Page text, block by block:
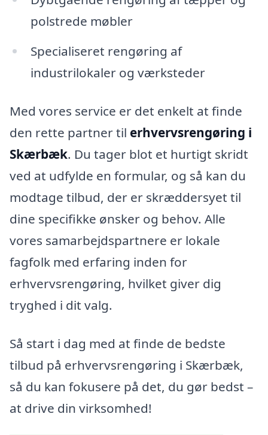
polstrede møbler
Specialiseret rengøring af
industrilokaler og værksteder
Med vores service er det enkelt at finde
den rette partner til erhvervsrengøring i
Skærbæk. Du tager blot et hurtigt skridt
ved at udfylde en formular, og så kan du
modtage tilbud, der er skræddersyet til
dine specifikke ønsker og behov. Alle
vores samarbejdspartnere er lokale
fagfolk med erfaring inden for
erhvervsrengøring, hvilket giver dig
tryghed i dit valg.
Så start i dag med at finde de bedste
tilbud på erhvervsrengøring i Skærbæk,
så du kan fokusere på det, du gør bedst –
at drive din virksomhed!